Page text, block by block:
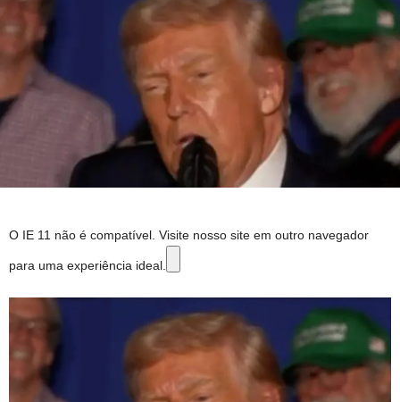
O IE 11 não é compatível. Visite nosso site em outro navegador
para uma experiência ideal.